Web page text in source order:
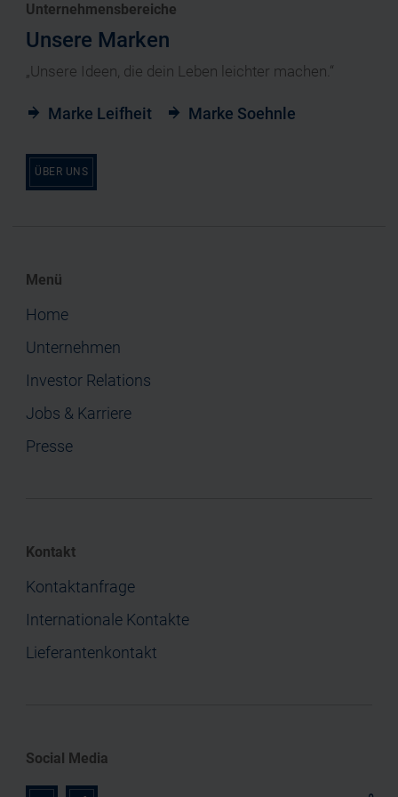
Unternehmensbereiche
Unsere Marken
„Unsere Ideen, die dein Leben leichter machen.“
Marke Leifheit Marke Soehnle
ÜBER UNS
Menü
Home
Unternehmen
Investor Relations
Jobs & Karriere
Presse
Kontakt
Kontaktanfrage
Internationale Kontakte
Lieferantenkontakt
Social Media